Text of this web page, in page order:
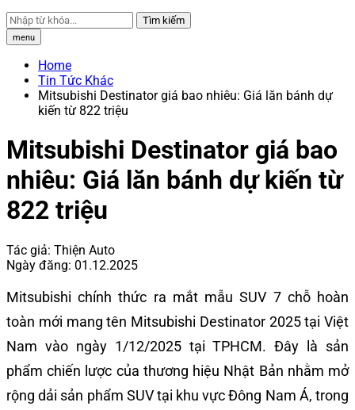
Tìm kiếm
menu
Home
Tin Tức Khác
Mitsubishi Destinator giá bao nhiêu: Giá lăn bánh dự
kiến từ 822 triệu
Mitsubishi Destinator giá bao
nhiêu: Giá lăn bánh dự kiến từ
822 triệu
Tác giả: Thiện Auto
Ngày đăng: 01.12.2025
Mitsubishi chính thức ra mắt mẫu SUV 7 chỗ hoàn
toàn mới mang tên Mitsubishi Destinator 2025 tại Việt
Nam vào ngày 1/12/2025 tại TPHCM. Đây là sản
phẩm chiến lược của thương hiệu Nhật Bản nhằm mở
rộng dải sản phẩm SUV tại khu vực Đông Nam Á, trong